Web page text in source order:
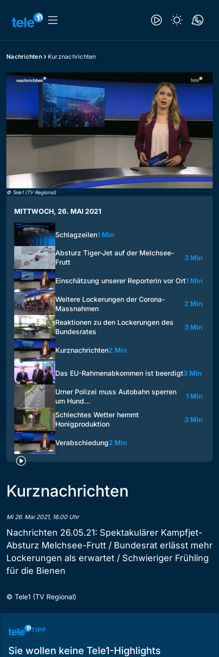
Nachrichten Kurznachrichten
© Tele1 (TV Regional)
MITTWOCH, 26. MAI 2021
Schlagzeilen1 Min
Absturz Tiger-Jet auf der Melchsee-
Frutt
3 Min
Einschätzung unserer Reporterin vor Ort1 Min
Weitere Lockerungen der Corona-
Massnahmen
2 Min
Reaktionen zu den Lockerungen des
Bundesrates
3 Min
Kurznachrichten2 Min
Das EU-Rahmenabkommen ist beerdigt3 Min
Urner Polizei muss Autobahn sperren
um Hund…
1 Min
Schlechtes Wetter hemmt
Honigproduktion
3 Min
Verabschiedung2 Min
Kurznachrichten
Mi 26. Mai 2021, 16.00 Uhr
Nachrichten 26.05.21: Spektakulärer Kampfjet-
Absturz Melchsee-Frutt / Bundesrat erlässt mehr
Lockerungen als erwartet / Schwieriger Frühling
für die Bienen
© Tele1 (TV Regional)
TIPP
Sie wollen keine Tele1-Highlights